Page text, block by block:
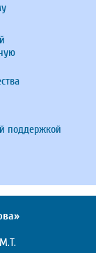
поддержкой